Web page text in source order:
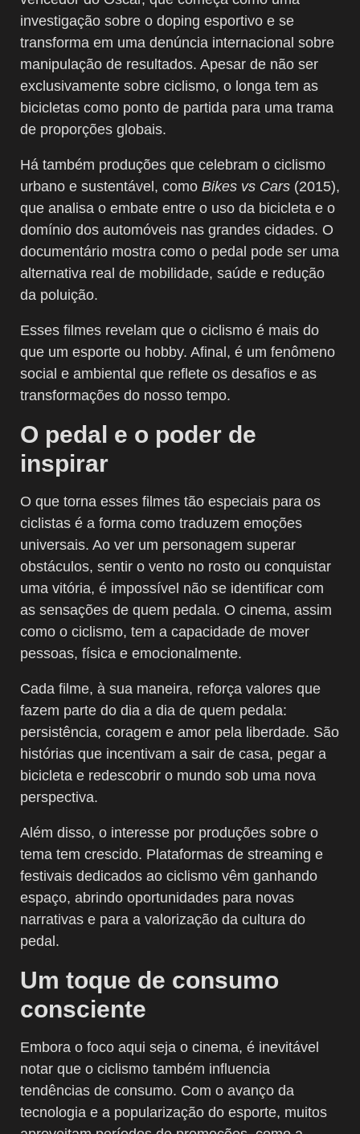
investigação sobre o doping esportivo e se
transforma em uma denúncia internacional sobre
manipulação de resultados. Apesar de não ser
exclusivamente sobre ciclismo, o longa tem as
bicicletas como ponto de partida para uma trama
de proporções globais.
Há também produções que celebram o ciclismo
urbano e sustentável, como Bikes vs Cars (2015),
que analisa o embate entre o uso da bicicleta e o
domínio dos automóveis nas grandes cidades. O
documentário mostra como o pedal pode ser uma
alternativa real de mobilidade, saúde e redução
da poluição.
Esses filmes revelam que o ciclismo é mais do
que um esporte ou hobby. Afinal, é um fenômeno
social e ambiental que reflete os desafios e as
transformações do nosso tempo.
O pedal e o poder de
inspirar
O que torna esses filmes tão especiais para os
ciclistas é a forma como traduzem emoções
universais. Ao ver um personagem superar
obstáculos, sentir o vento no rosto ou conquistar
uma vitória, é impossível não se identificar com
as sensações de quem pedala. O cinema, assim
como o ciclismo, tem a capacidade de mover
pessoas, física e emocionalmente.
Cada filme, à sua maneira, reforça valores que
fazem parte do dia a dia de quem pedala:
persistência, coragem e amor pela liberdade. São
histórias que incentivam a sair de casa, pegar a
bicicleta e redescobrir o mundo sob uma nova
perspectiva.
Além disso, o interesse por produções sobre o
tema tem crescido. Plataformas de streaming e
festivais dedicados ao ciclismo vêm ganhando
espaço, abrindo oportunidades para novas
narrativas e para a valorização da cultura do
pedal.
Um toque de consumo
consciente
Embora o foco aqui seja o cinema, é inevitável
notar que o ciclismo também influencia
tendências de consumo. Com o avanço da
tecnologia e a popularização do esporte, muitos